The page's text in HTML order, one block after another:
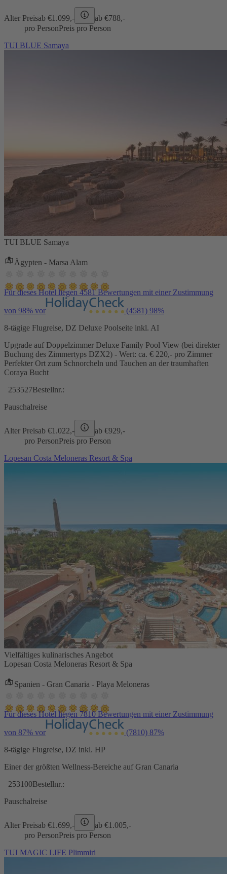
Alter Preisab €1.099,- ab €788,-
pro PersonPreis pro Person
TUI BLUE Samaya
TUI BLUE Samaya
Ägypten - Marsa Alam
Für dieses Hotel liegen 4581 Bewertungen mit einer Zustimmung
von 98% vor (4581) 98%
8-tägige Flugreise, DZ Deluxe Poolseite inkl. AI
Upgrade auf Doppelzimmer Deluxe Family Pool View (bei direkter
Buchung des Zimmertyps DZX2) - Wert: ca. € 220,- pro Zimmer
Perfekter Ort zum Schnorcheln und Tauchen an der traumhaften
Coraya Bucht
253527Bestellnr.:
Pauschalreise
Alter Preisab €1.022,- ab €929,-
pro PersonPreis pro Person
Lopesan Costa Meloneras Resort & Spa
Vielfältiges kulinarisches Angebot
Lopesan Costa Meloneras Resort & Spa
Spanien - Gran Canaria - Playa Meloneras
Für dieses Hotel liegen 7810 Bewertungen mit einer Zustimmung
von 87% vor (7810) 87%
8-tägige Flugreise, DZ inkl. HP
Einer der größten Wellness-Bereiche auf Gran Canaria
253100Bestellnr.:
Pauschalreise
Alter Preisab €1.699,- ab €1.005,-
pro PersonPreis pro Person
TUI MAGIC LIFE Plimmiri